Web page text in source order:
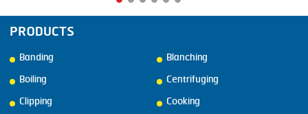
PRODUCTS
Banding
Blanching
Boiling
Centrifuging
Clipping
Cooking